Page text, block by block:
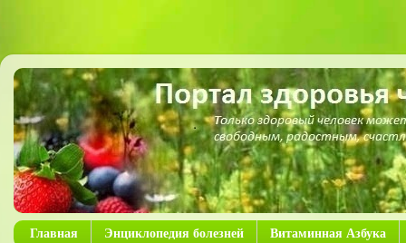
Главная Энциклопедия болезней Витаминная Азбука